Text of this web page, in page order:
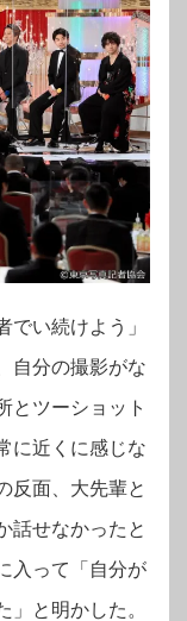
い続けよう」
自分の撮影がな
とツーショット
に近くに感じな
反面、大先輩と
話せなかったと
入って「自分が
と明かした。